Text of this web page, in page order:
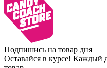
Подпишись на товар дня
Оставайся в курсе! Каждый